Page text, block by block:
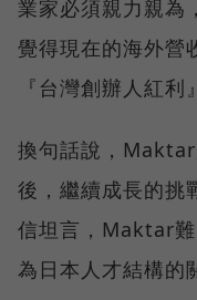
業家必須親力親為
覺得現在的海外營
『台灣創辦人紅利
換句話說，
後，繼續成長的挑
信坦言，Maktar
為日本人才結構的